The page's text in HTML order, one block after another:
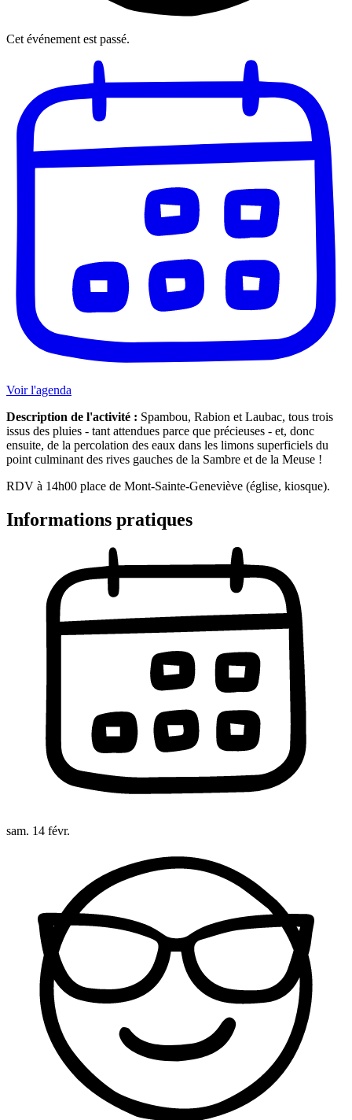
Cet événement est passé.
Voir l'agenda
Description de l'activité : Spambou, Rabion et Laubac, tous trois
issus des pluies - tant attendues parce que précieuses - et, donc
ensuite, de la percolation des eaux dans les limons superficiels du
point culminant des rives gauches de la Sambre et de la Meuse !
RDV à 14h00 place de Mont-Sainte-Geneviève (église, kiosque).
Informations pratiques
sam. 14 févr.